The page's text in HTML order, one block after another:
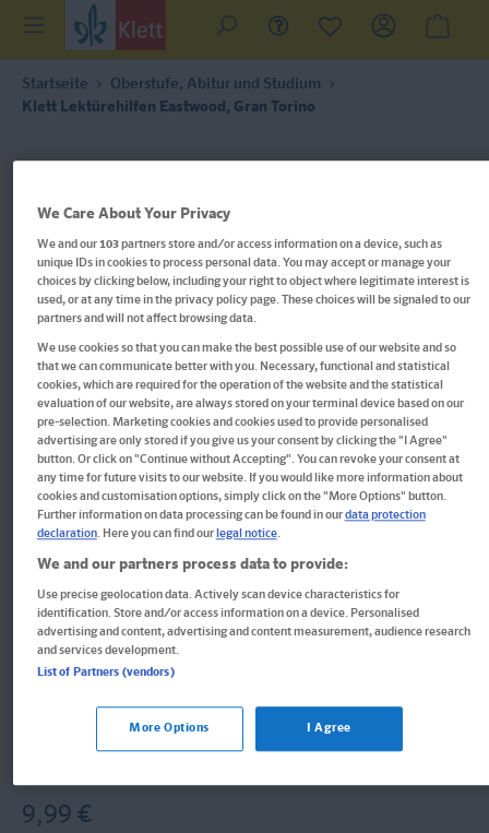
Startseite
Oberstufe, Abitur und Studium
Klett Lektürehilfen Eastwood, Gran Torino
Im Buch blättern
Klett Lektürehilfen Eastwood,
Gran Torino
Interpretationshilfe für Oberstufe und Abitur in englischer
Format: 12,8 x 19,8 cm, 142 Seiten
ISBN: 978-3-12-923142-5
9,99 €
We Care About Your Privacy
We and our103partners store and/or access information on a device, such as
unique IDs in cookies to process personal data. You may accept or manage your
choices by clicking below, including your right to object where legitimate interest is
used, or at any time in the privacy policy page. These choices will be signaled to our
partners and will not affect browsing data.
We use cookies so that you can make the best possible use of our website and so
that we can communicate better with you. Necessary, functional and statistical
cookies, which are required for the operation of the website and the statistical
evaluation of our website, are always stored on your terminal device based on our
pre-selection. Marketing cookies and cookies used to provide personalised
advertising are only stored if you give us your consent by clicking the "I Agree"
button. Or click on "Continue without Accepting". You can revoke your consent at
any time for future visits to our website. If you would like more information about
cookies and customisation options, simply click on the "More Options" button.
Further information on data processing can be found in ourdata protection
declaration. Here you can find our legal notice.
We and our partners process data to provide:
Use precise geolocation data. Actively scan device characteristics for
identification. Store and/or access information on a device. Personalised
advertising and content, advertising and content measurement, audience research
and services development.
List of Partners (vendors)
I Agree
More Options